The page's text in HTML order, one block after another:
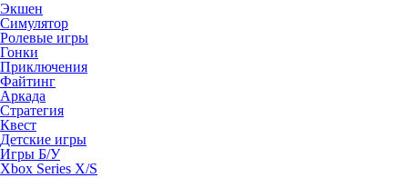
Экшен
Симулятор
Ролевые игры
Гонки
Приключения
Файтинг
Аркада
Стратегия
Квест
Детские игры
Игры Б/У
Xbox Series X/S